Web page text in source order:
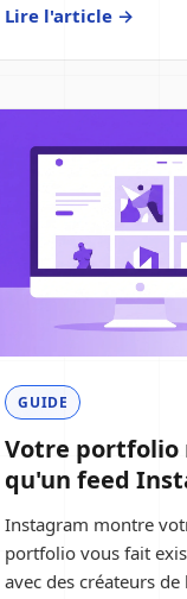
Lire l'article →
GUIDE
Votre
qu'un feed
Instagram montre
portfolio vous fait
avec des créateurs